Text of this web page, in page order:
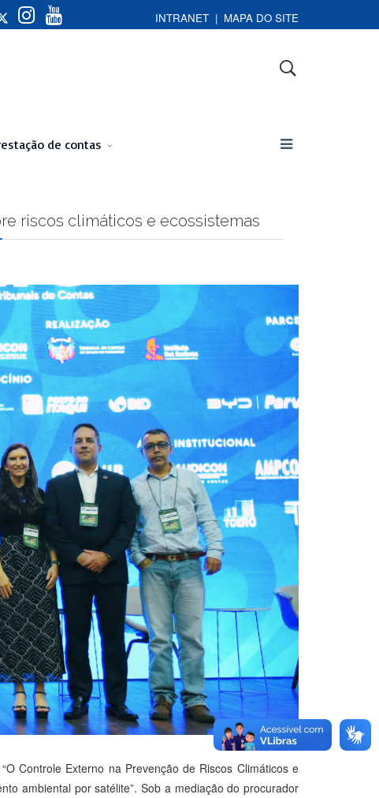
INTRANET | MAPA DO SITE
de contas
riscos climáticos e ecossistemas
Controle Externo na Prevenção de Riscos Climáticos e
ambiental por satélite”. Sob a mediação do procurador